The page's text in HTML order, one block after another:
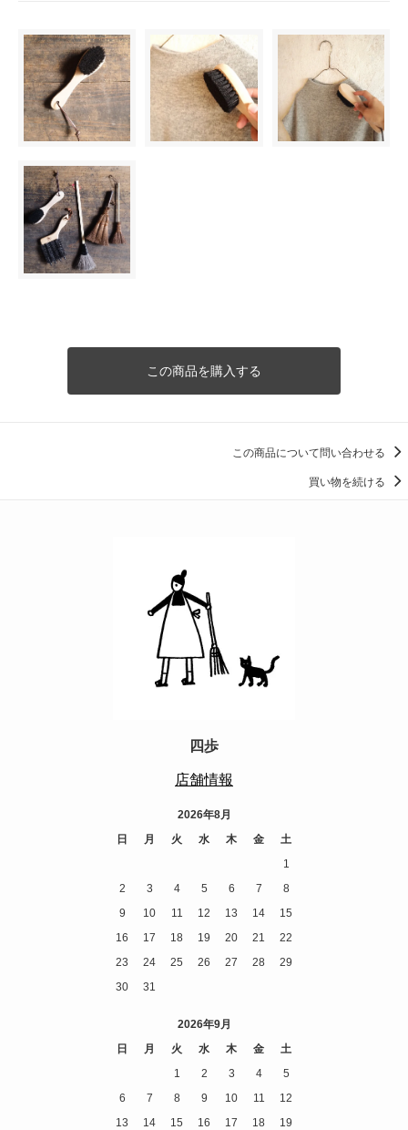
この商品を購入する
この商品について問い合わせる
買い物を続ける
四歩
店舗情報
2026年8月
日
月 火 水 木 金
土
1
2
3 4 5 6 7
8
9
10 11 12 13 14
15
16
17 18 19 20 21
22
23
24 25 26 27 28
29
30
31
2026年9月
日
月 火 水 木 金
土
1
2 3 4
5
6
7 8 9 10 11
12
13
14 15 16 17 18
19